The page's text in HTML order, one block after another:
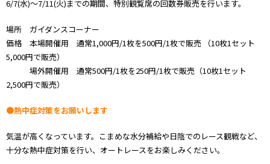
6/7(水)～7/11(火)までの期間、特別観覧席の回数券販売を行います。
場所 ガイダンスコーナー
価格 本場開催用 通常1,000円/1枚を500円/1枚で販売 （10枚1セット
5,000円で販売）
場外開催用 通常500円/1枚を250円/1枚で販売（10枚1セット
2,500円で販売）
●熱中症対策をお願いします
気温が高くなっています。こまめな水分補給や日陰でのレース観戦など、
十分な熱中症対策を行い、オートレースをお楽しみください。